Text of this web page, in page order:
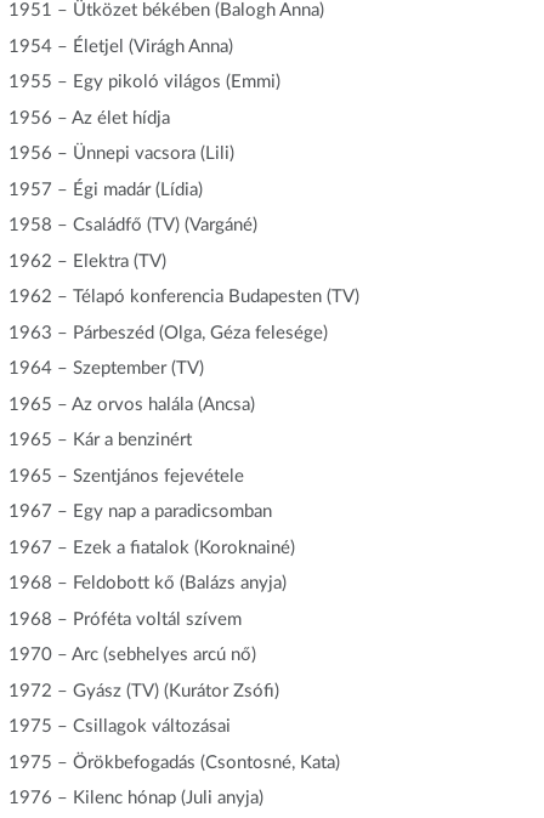
1951 – Ütközet békében (Balogh Anna)
1954 – Életjel (Virágh Anna)
1955 – Egy pikoló világos (Emmi)
1956 – Az élet hídja
1956 – Ünnepi vacsora (Lili)
1957 – Égi madár (Lídia)
1958 – Családfő (TV) (Vargáné)
1962 – Elektra (TV)
1962 – Télapó konferencia Budapesten (TV)
1963 – Párbeszéd (Olga, Géza felesége)
1964 – Szeptember (TV)
1965 – Az orvos halála (Ancsa)
1965 – Kár a benzinért
1965 – Szentjános fejevétele
1967 – Egy nap a paradicsomban
1967 – Ezek a fiatalok (Koroknainé)
1968 – Feldobott kő (Balázs anyja)
1968 – Próféta voltál szívem
1970 – Arc (sebhelyes arcú nő)
1972 – Gyász (TV) (Kurátor Zsófi)
1975 – Csillagok változásai
1975 – Örökbefogadás (Csontosné, Kata)
1976 – Kilenc hónap (Juli anyja)